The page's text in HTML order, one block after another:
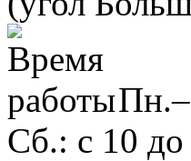
Сб.: с 10 до